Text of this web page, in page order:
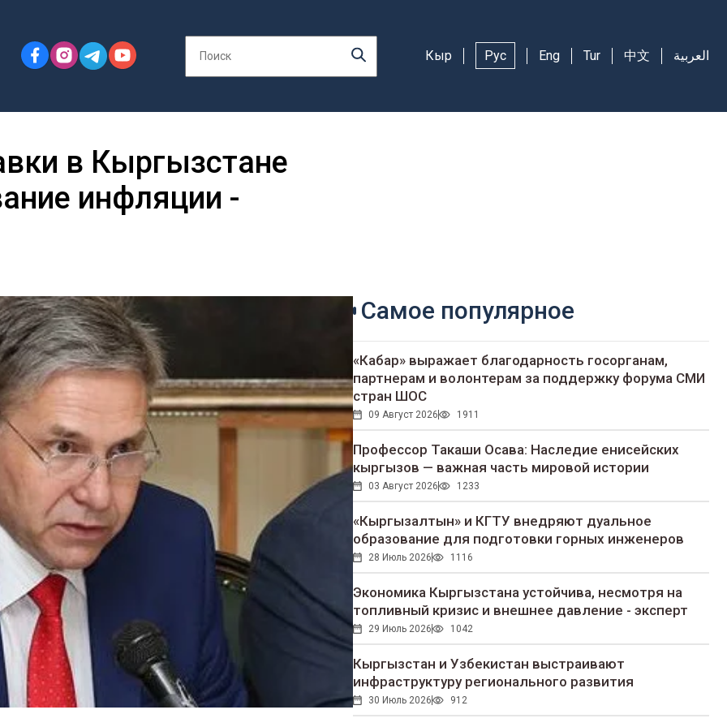
Кыр Рус Eng Tur 中文 العربية
в Кыргызстане
инфляции -
Самое популярное
«Кабар» выражает благодарность госорганам,
партнерам и волонтерам за поддержку форума СМИ
стран ШОС
09 Август 2026 1911
Профессор Такаши Осава: Наследие енисейских
кыргызов — важная часть мировой истории
03 Август 2026 1233
«Кыргызалтын» и КГТУ внедряют дуальное
образование для подготовки горных инженеров
28 Июль 2026 1116
Экономика Кыргызстана устойчива, несмотря на
топливный кризис и внешнее давление - эксперт
29 Июль 2026 1042
Кыргызстан и Узбекистан выстраивают
инфраструктуру регионального развития
30 Июль 2026 912